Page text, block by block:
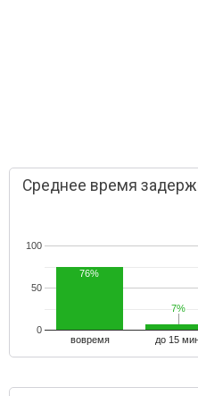
Среднее время
вовремя до 15
0
50
100
76%
7%
7%